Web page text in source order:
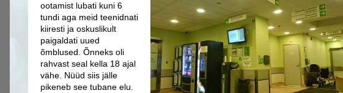
ootamist lubati kuni 6
tundi aga meid teenidnati
kiiresti ja oskuslikult
paigaldati uued
õmblused. Õnneks oli
rahvast seal kella 18 ajal
vähe. Nüüd siis jälle
pikeneb see tubane elu.